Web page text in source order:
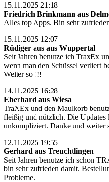
15.11.2025 21:18
Friedrich Brinkmann aus
Alles top Apps. Bin sehr
15.11.2025 12:07
Rüdiger aus aus Wuppertal
Seit Jahren benutze ich TraxEx
wenn man den Schüssel verliert
Weiter so !!!
14.11.2025 16:28
Eberhard aus Wiesa
TraXEx und den Maulkorb
fleißig und nützlich. Die Updates
unkompliziert. Danke und weiter
12.11.2025 19:55
Gerhard aus Treuchtlingen
Seit Jahren benutze ich schon
bin sehr zufrieden damit.
Probleme.